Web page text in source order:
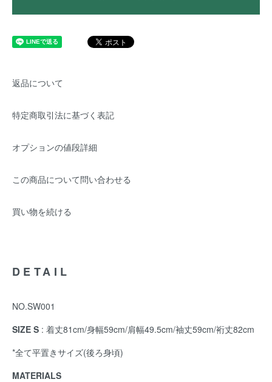
返品について
特定商取引法に基づく表記
オプションの値段詳細
この商品について問い合わせる
買い物を続ける
DETAIL
NO.SW001
SIZE S : 着丈81cm/身幅59cm/肩幅49.5cm/袖丈59cm/裄丈82cm
*全て平置きサイズ(後ろ身頃)
MATERIALS